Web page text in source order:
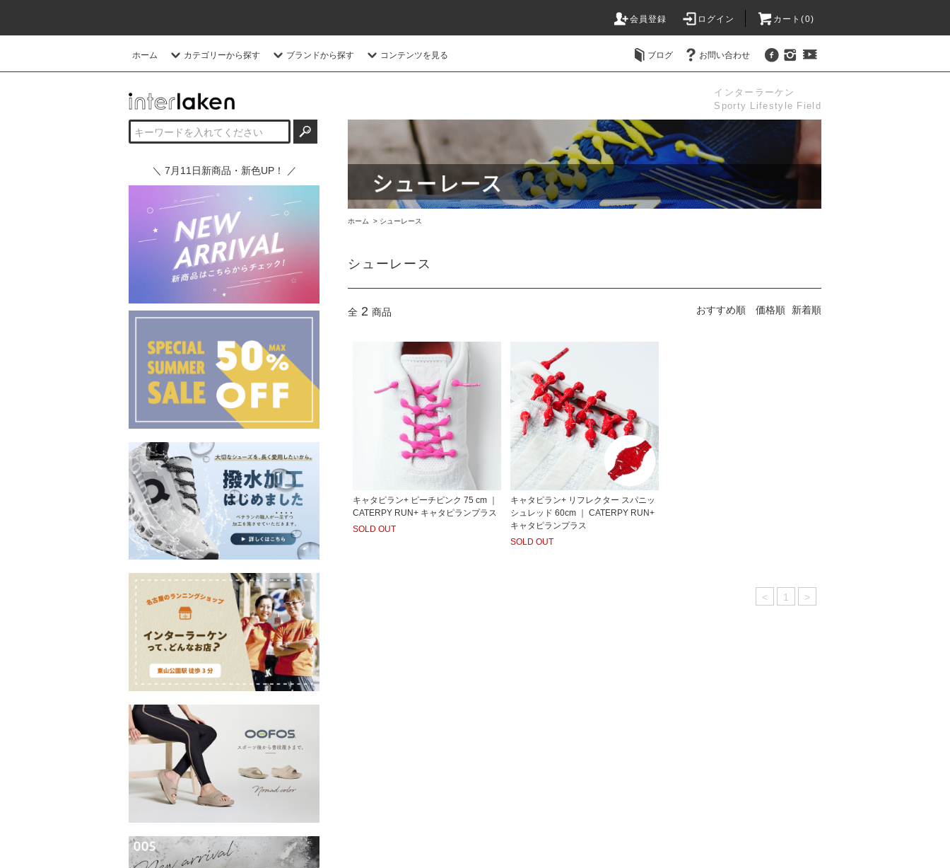
会員登録 ログイン カート(0)
ホーム カテゴリーから探す ブランドから探す コンテンツを見る ブログ お問い合わせ
インターラーケン
Sporty Lifestyle Field
ホーム > シューレース
シューレース
全 2 商品 おすすめ順 価格順 新着順
キャタピラン+ ピーチピンク 75 cm ｜
CATERPY RUN+ キャタピランプラス
SOLD OUT
キャタピラン+ リフレクター スパニッ
シュレッド 60cm ｜ CATERPY RUN+
キャタピランプラス
SOLD OUT
< 1 >
＼ 7月11日新商品・新色UP！ ／